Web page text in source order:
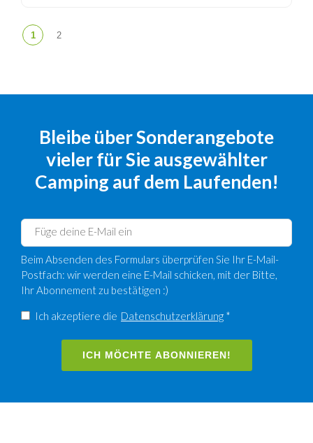
Bleibe über Sonderangebote
vieler für Sie ausgewählter
Camping auf dem Laufenden!
Beim Absenden des Formulars überprüfen Sie Ihr E-Mail-
Postfach: wir werden eine E-Mail schicken, mit der Bitte,
Ihr Abonnement zu bestätigen :)
Ich akzeptiere die Datenschutzerklärung *
ICH MÖCHTE ABONNIEREN!